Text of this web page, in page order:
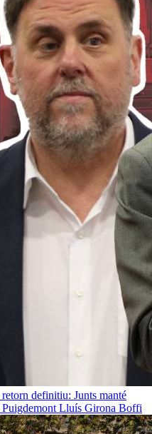
definitiu: Junts manté
Puigdemont Lluís Girona Boffi